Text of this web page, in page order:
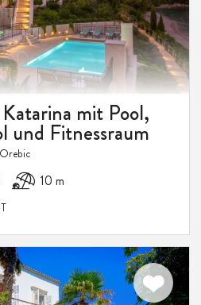
mit Pool,
und Fitnessraum
10 m